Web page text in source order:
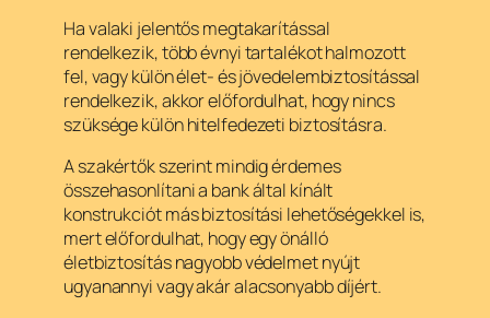
Ha valaki jelentős megtakarítással
rendelkezik, több évnyi tartalékot halmozott
fel, vagy külön élet- és jövedelembiztosítással
rendelkezik, akkor előfordulhat, hogy nincs
szüksége külön hitelfedezeti biztosításra.
A szakértők szerint mindig érdemes
összehasonlítani a bank által kínált
konstrukciót más biztosítási lehetőségekkel is,
mert előfordulhat, hogy egy önálló
életbiztosítás nagyobb védelmet nyújt
ugyanannyi vagy akár alacsonyabb díjért.